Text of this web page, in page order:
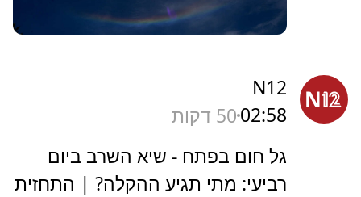
N12
02:5850 דקות
גל חום בפתח - שיא השרב ביום
רביעי: מתי תגיע ההקלה? | התחזית